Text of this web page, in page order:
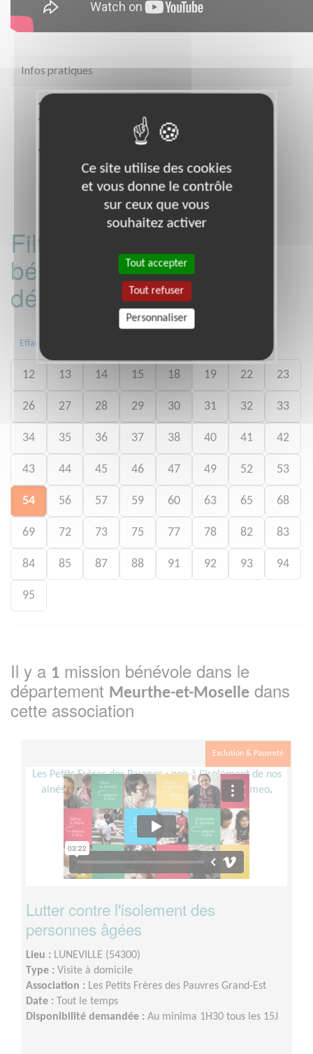
Infos pratiques
32 rue de la Caravelle TOULOUSE
9h - 12h30 / 13h30 - 17h30
Filtrer les missions
bénévoles par
département :
Effacer
12 13 14 15 18 19 22 23
26 27 28 29 30 31 32 33
34 35 36 37 38 40 41 42
43 44 45 46 47 49 52 53
54 56 57 59 60 63 65 68
69 72 73 75 77 78 82 83
84 85 87 88 91 92 93 94
95
Il y a 1 mission bénévole dans le
département Meurthe-et-Moselle dans
cette association
Exclusion & Pauvreté
Les Petits Frères des Pauvres : non à l'isolement de nos
aînésfrom Les Petits Frères des Pauvres on Vimeo.
Lutter contre l'isolement des
personnes âgées
Lieu : LUNEVILLE (54300)
Type : Visite à domicile
Association : Les Petits Frères des Pauvres Grand-Est
Date : Tout le temps
Disponibilité demandée : Au minima 1H30 tous les 15J
Ce site utilise des cookies
et vous donne le contrôle
sur ceux que vous
souhaitez activer
Tout accepter
Tout refuser
Personnaliser